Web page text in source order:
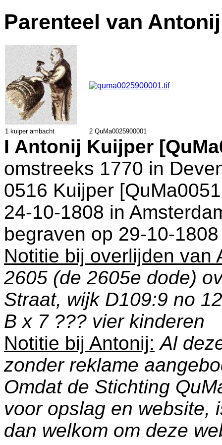
Parenteel van
1 kuiper ambacht 2 QuMa0025900001
I Antonij Kuijper
omstreeks 1770 in
0516 Kuijper
24-10-1808 in
begraven op 29-10-
Notitie bij overlijden van
2605 (de 2605e dode)
Straat, wijk D109:9 no
B x 7 ??? vier kinderen
Notitie bij Antonij: Al
zonder reklame
Omdat de Stichting
voor opslag en website,
dan welkom om deze